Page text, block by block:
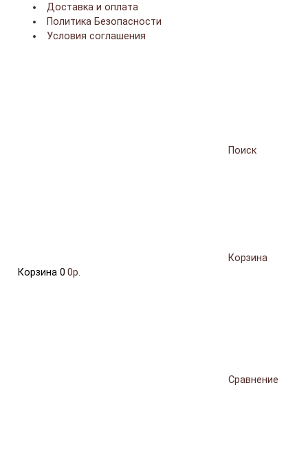
Доставка и оплата
Политика Безопасности
Условия соглашения
Поиск
Корзина
Корзина 0 0р.
Сравнение